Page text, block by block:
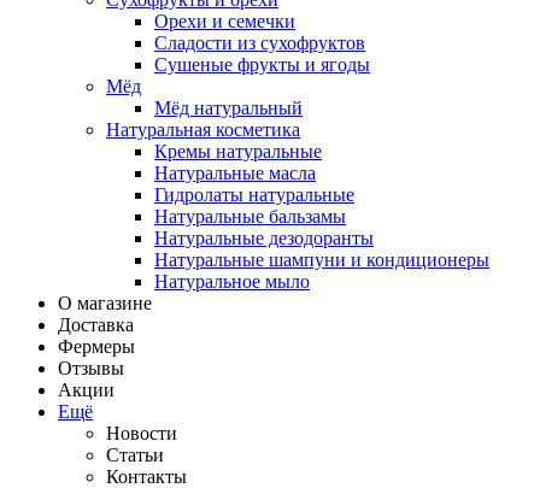
Орехи и семечки
Сладости из сухофруктов
Сушеные фрукты и ягоды
Мёд
Мёд натуральный
Натуральная косметика
Кремы натуральные
Натуральные масла
Гидролаты натуральные
Натуральные бальзамы
Натуральные дезодоранты
Натуральные шампуни и кондиционеры
Натуральное мыло
О магазине
Доставка
Фермеры
Отзывы
Акции
Ещё
Новости
Статьи
Контакты